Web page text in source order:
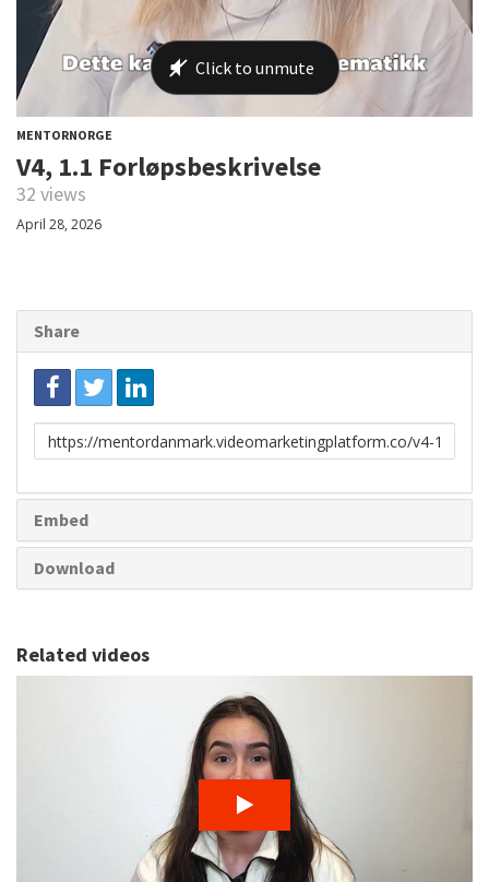
MENTORNORGE
V4, 1.1 Forløpsbeskrivelse
32 views
April 28, 2026
Share
Link
to
Embed
Download
Related videos